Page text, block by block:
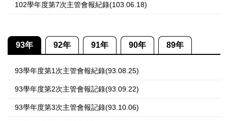
102學年度第7次主管會報紀錄(103.06.18)
93年 92年 91年 90年 89年
93學年度第1次主管會報紀錄(93.08.25)
93學年度第2次主管會報記錄(93.09.22)
93學年度第3次主管會報記錄(93.10.06)